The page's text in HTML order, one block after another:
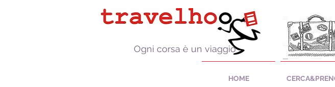
Ogni corsa è un viaggio
HOME